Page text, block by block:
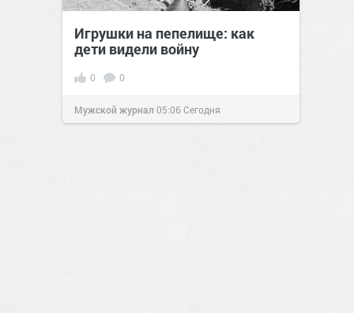
Игрушки на пепелище: как
дети видели войну
0 0
Мужской журнал 05:06Сегодня